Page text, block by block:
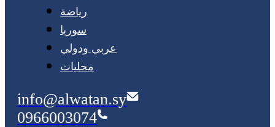
رياضة
سوريا
عربي ودولي
محليات
info@alwatan.sy
0966003074